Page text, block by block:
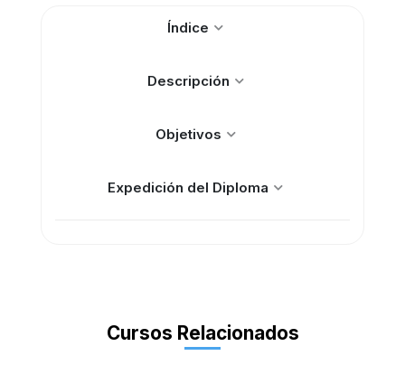
Índice
Descripción
Objetivos
Expedición del Diploma
Cursos Relacionados